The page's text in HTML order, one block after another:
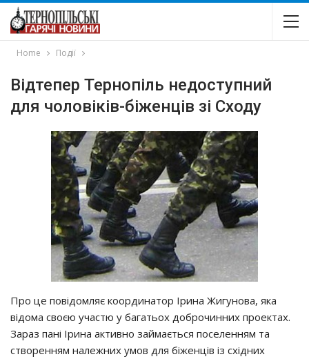
Home Події
Відтепер Тернопіль недоступний
для чоловіків-біженців зі Сходу
Про це повідомляє координатор Ірина Жигунова, яка
відома своєю участю у багатьох доброчинних проектах.
Зараз пані Ірина активно займається поселенням та
створенням належних умов для біженців із східних